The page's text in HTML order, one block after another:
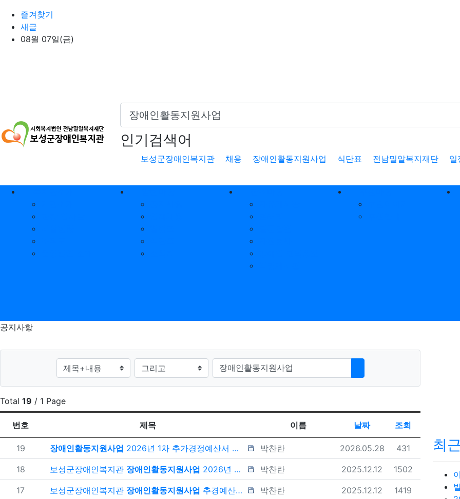
상단 네비
즐겨찾기
새글
08월 07일(금)
인기검색어
보성군장애인복지관 채용 장애인활동지원사업 식단표 전남밀알복지재단 일
메인 메뉴
공지사항
검색대상
검색어
검색하기
Total 19 / 1 Page
번호
제목 이름 날짜 조회
번호
19 장애인활동지원사업 2026년 1차 추가경정예산서 공고 등록자
박찬란 등록일
2026.05.28 조회
431
번호
18 보성군장애인복지관 장애인활동지원사업 2026년 본예산서 공고 등록자
박찬란 등록일
2025.12.12 조회
1502
번호
17 보성군장애인복지관 장애인활동지원사업 추경예산서 공고 등록자
박찬란 등록일
2025.12.12 조회
1419
최